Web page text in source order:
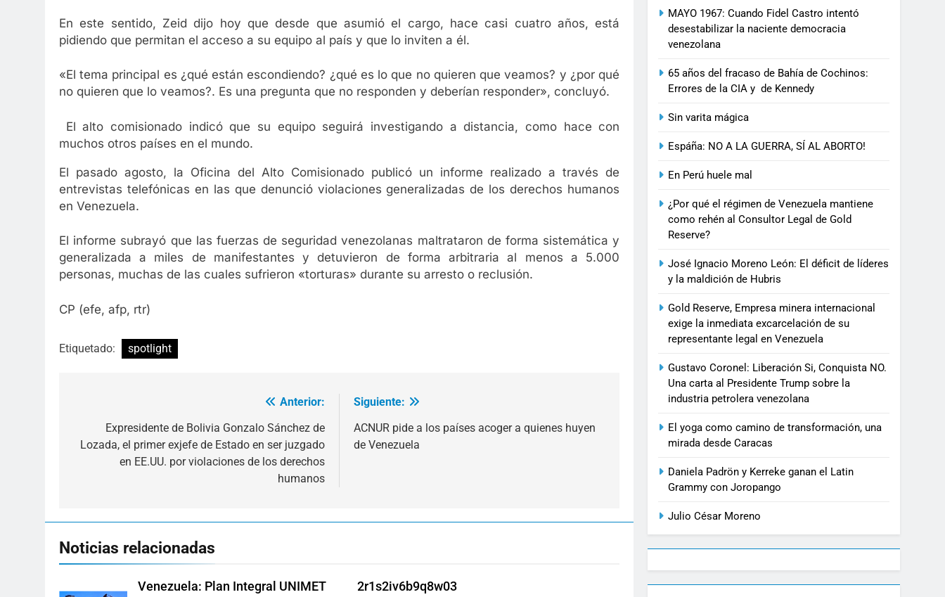
En este sentido, Zeid dijo hoy que desde que asumió el cargo, hace casi cuatro años, está
pidiendo que permitan el acceso a su equipo al país y que lo inviten a él.
«El tema principal es ¿qué están escondiendo? ¿qué es lo que no quieren que veamos? y ¿por qué
no quieren que lo veamos?. Es una pregunta que no responden y deberían responder», concluyó.
El alto comisionado indicó que su equipo seguirá investigando a distancia, como hace con
muchos otros países en el mundo.
El pasado agosto, la Oficina del Alto Comisionado publicó un informe realizado a través de
entrevistas telefónicas en las que denunció violaciones generalizadas de los derechos humanos
en Venezuela.
El informe subrayó que las fuerzas de seguridad venezolanas maltrataron de forma sistemática y
generalizada a miles de manifestantes y detuvieron de forma arbitraria al menos a 5.000
personas, muchas de las cuales sufrieron «torturas» durante su arresto o reclusión.
CP (efe, afp, rtr)
Etiquetado: spotlight
entradas
Anterior:
Expresidente de Bolivia Gonzalo Sánchez de
Lozada, el primer exjefe de Estado en ser juzgado
en EE.UU. por violaciones de los derechos
humanos
Siguiente:
ACNUR pide a los países acoger a quienes huyen
de Venezuela
Noticias relacionadas
Venezuela: Plan Integral UNIMET
2r1s2iv6b9q8w03
MAYO 1967: Cuando Fidel Castro intentó
desestabilizar la naciente democracia
venezolana
65 años del fracaso de Bahía de Cochinos:
Errores de la CIA y de Kennedy
Sin varita mágica
Espáña: NO A LA GUERRA, SÍ AL ABORTO!
En Perú huele mal
¿Por qué el régimen de Venezuela mantiene
como rehén al Consultor Legal de Gold
Reserve?
José Ignacio Moreno León: El déficit de líderes
y la maldición de Hubris
Gold Reserve, Empresa minera internacional
exige la inmediata excarcelación de su
representante legal en Venezuela
Gustavo Coronel: Liberación Si, Conquista NO.
Una carta al Presidente Trump sobre la
industria petrolera venezolana
El yoga como camino de transformación, una
mirada desde Caracas
Daniela Padrön y Kerreke ganan el Latin
Grammy con Joropango
Julio César Moreno